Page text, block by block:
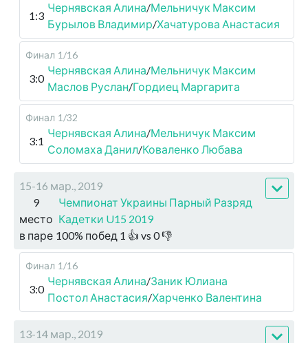
1:3
Чернявская Алина/Мельничук Максим
Бурылов Владимир/Хачатурова Анастасия
Финал 1/16
3:0
Чернявская Алина/Мельничук Максим
Маслов Руслан/Гордиец Маргарита
Финал 1/32
3:1
Чернявская Алина/Мельничук Максим
Соломаха Данил/Коваленко Любава
15-16 мар., 2019
9
место
Чемпионат Украины Парный Разряд
Кадетки U15 2019
в паре 100% побед 1 👍 vs 0👎
Финал 1/16
3:0
Чернявская Алина/Заник Юлиана
Постол Анастасия/Харченко Валентина
13-14 мар., 2019